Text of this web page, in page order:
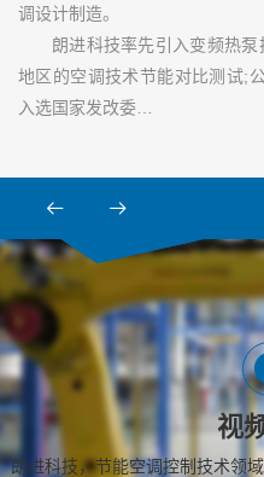
调设计制造。
朗进科技率先引入变频热
地区的空调技术节能对比测试;
入选国家发改委…
视
朗进科技，节能空调控制技术领